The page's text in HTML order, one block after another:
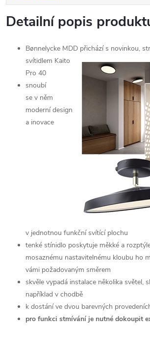
Detailní popis
Bønnelycke MDD přichází s novinkou,
svítidlem Kaito
Pro 40
snoubí
se v něm
moderní design
a inovace
v jednotnou funkční svítící plochu
tenké stínidlo poskytuje měkké a
mosaznému nastavitelnému kloubu ho
vámi požadovaným směrem
skvěle vypadá instalace několika světel,
například v chodbě
k dostání ve dvou barevných
pro funkci stmívání je nutné dokoupit